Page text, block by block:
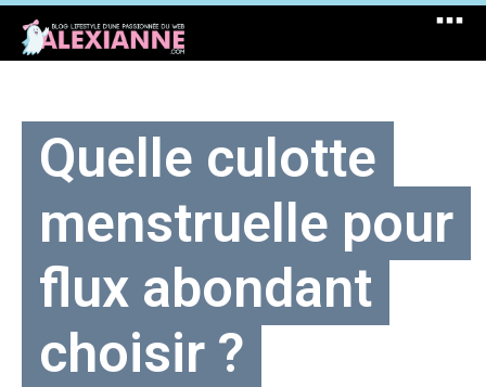
Quelle culotte
menstruelle pour
flux abondant
choisir ?